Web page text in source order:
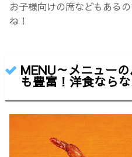
お子様向けの席などもある
ね！
MENU～メニュー
も豊富！洋食なら